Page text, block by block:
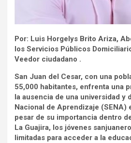
Por: Luis Horgelys Brito Ariza,
los Servicios Públicos
Veedor ciudadano .
San Juan del Cesar, con una
55,000 habitantes, enfrenta una
la ausencia de una universidad y
Nacional de Aprendizaje (SENA)
pesar de su importancia dentro
La Guajira, los jóvenes
limitadas para acceder a la